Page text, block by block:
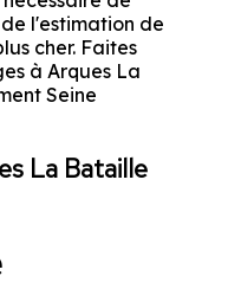
l'estimation de
cher. Faites
à Arques La
Seine
La Bataille